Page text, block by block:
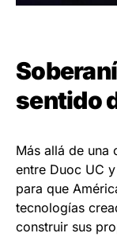
sentido
Más allá de una
entre Duoc UC
para que
tecnologías
construir sus